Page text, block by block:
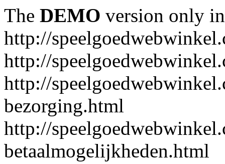
The DEMO version only
http://
http://
http://
bezorging.html
http://
betaalmogelijkheden.html